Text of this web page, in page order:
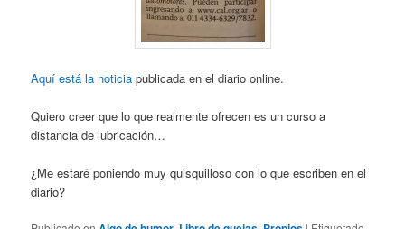
Aquí está la noticia publicada en el diario online.
Quiero creer que lo que realmente ofrecen es un curso a
distancia de lubricación…
¿Me estaré poniendo muy quisquilloso con lo que escriben en el
diario?